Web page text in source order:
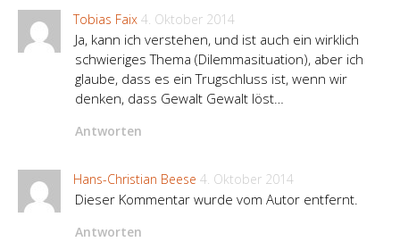
Tobias Faix 4. Oktober 2014
Ja, kann ich verstehen, und ist auch ein wirklich
schwieriges Thema (Dilemmasituation), aber ich
glaube, dass es ein Trugschluss ist, wenn wir
denken, dass Gewalt Gewalt löst…
Antworten
Hans-Christian Beese 4. Oktober 2014
Dieser Kommentar wurde vom Autor entfernt.
Antworten